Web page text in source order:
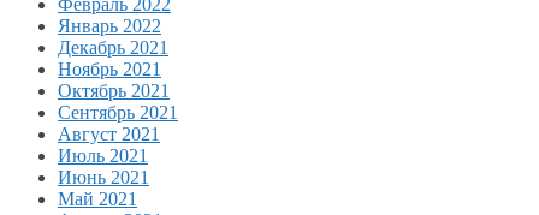
Февраль 2022
Январь 2022
Декабрь 2021
Ноябрь 2021
Октябрь 2021
Сентябрь 2021
Август 2021
Июль 2021
Июнь 2021
Май 2021